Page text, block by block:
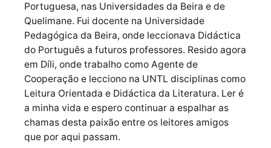
Portuguesa, nas Universidades da Beira e de
Quelimane. Fui docente na Universidade
Pedagógica da Beira, onde leccionava Didáctica
do Português a futuros professores. Resido agora
em Díli, onde trabalho como Agente de
Cooperação e lecciono na UNTL disciplinas como
Leitura Orientada e Didáctica da Literatura. Ler é
a minha vida e espero continuar a espalhar as
chamas desta paixão entre os leitores amigos
que por aqui passam.